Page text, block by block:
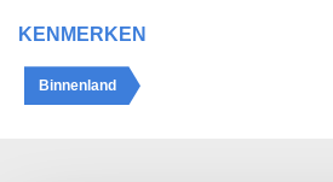
KENMERKEN
Binnenland